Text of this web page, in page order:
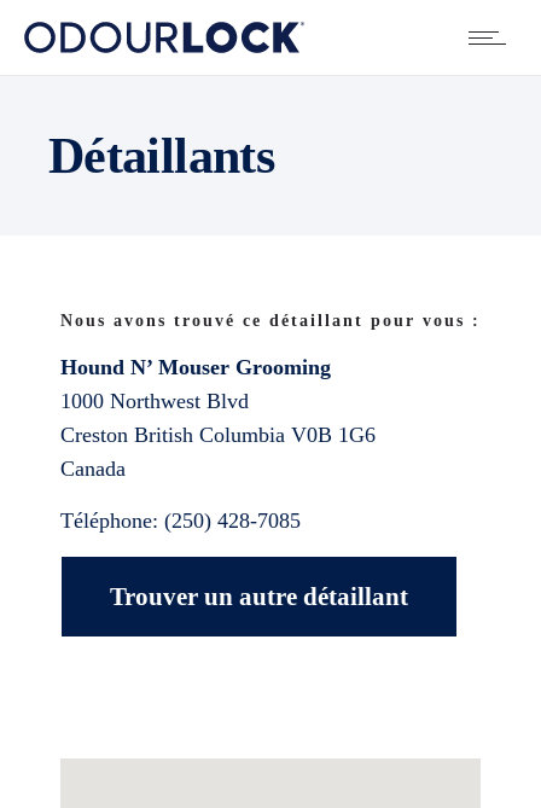
Détaillants
Nous avons trouvé ce détaillant pour vous :
Hound N’ Mouser Grooming
1000 Northwest Blvd
Creston British Columbia V0B 1G6
Canada
Téléphone: (250) 428-7085
Trouver un autre détaillant